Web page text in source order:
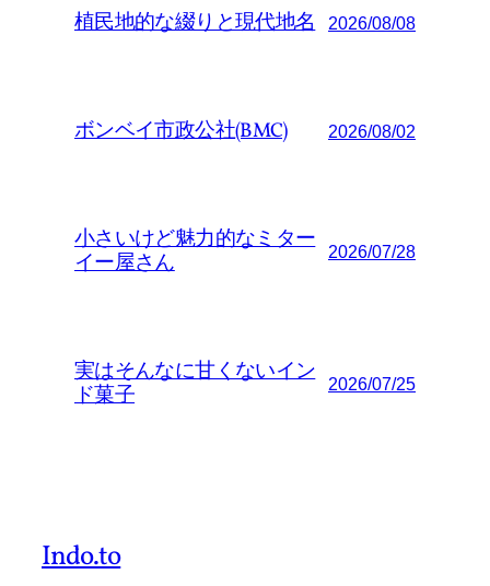
植民地的な綴りと現代地名 2026/08/08
ボンベイ市政公社(BMC) 2026/08/02
小さいけど魅力的なミター
イー屋さん
2026/07/28
実はそんなに甘くないイン
ド菓子
2026/07/25
Indo.to